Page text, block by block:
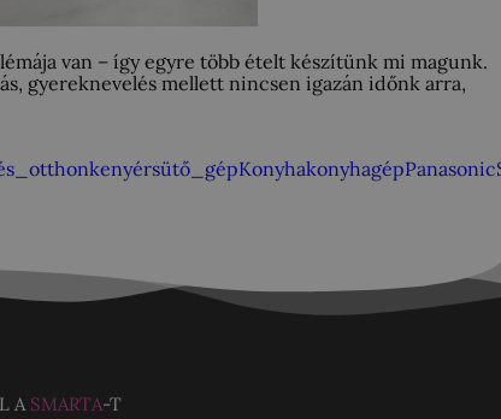
van – így egyre több ételt készítünk mi magunk.
gyereknevelés mellett nincsen igazán időnk arra,
kenyérsütő_gépKonyhakonyhagépPanasonic
A SMARTA-T